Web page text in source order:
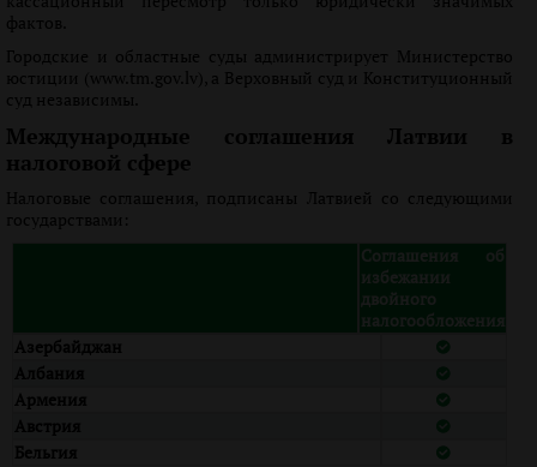
фактов.
Городские и областные суды администрирует Министерство
юстиции (www.tm.gov.lv), а Верховный суд и Конституционный
суд независимы.
Международные соглашения Латвии в
налоговой сфере
Налоговые соглашения, подписаны Латвией со следующими
государствами:
Соглашения об
избежании
двойного
налогообложения
Азербайджан
Армения
Бельгия